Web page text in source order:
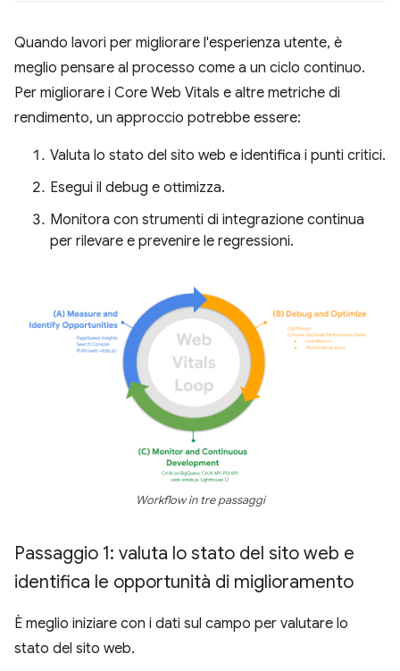
Quando lavori per migliorare l'esperienza utente, è
meglio pensare al processo come a un ciclo continuo.
Per migliorare i Core Web Vitals e altre metriche di
rendimento, un approccio potrebbe essere:
Valuta lo stato del sito web e identifica i punti critici.
Esegui il debug e ottimizza.
Monitora con strumenti di integrazione continua
per rilevare e prevenire le regressioni.
Workflow in tre passaggi
Passaggio 1: valuta lo stato del sito web e
identifica le opportunità di miglioramento
È meglio iniziare con i dati sul campo per valutare lo
stato del sito web.